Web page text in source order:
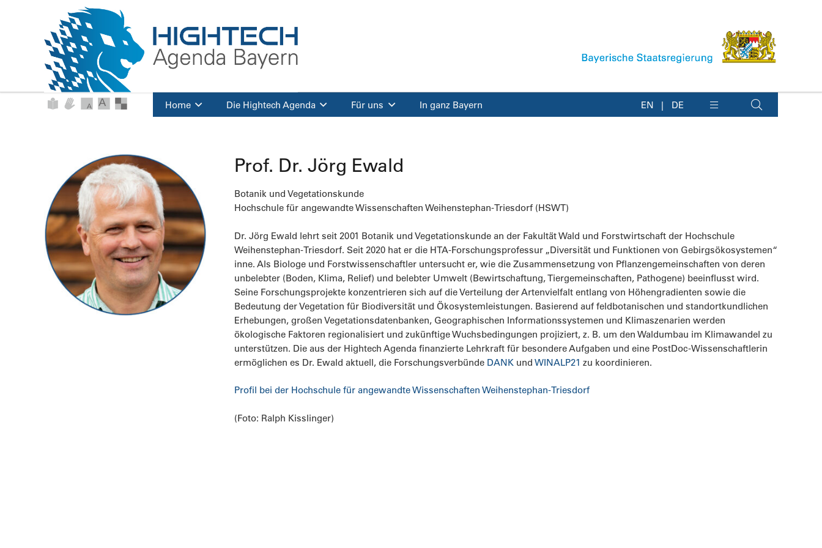
Home Die Hightech Agenda Für uns In ganz Bayern EN DE
Prof. Dr. Jörg Ewald
Botanik und Vegetationskunde
Hochschule für angewandte Wissenschaften Weihenstephan-Triesdorf (HSWT)
Dr. Jörg Ewald lehrt seit 2001 Botanik und Vegetationskunde an der Fakultät Wald und Forstwirtschaft der Hochschule
Weihenstephan-Triesdorf. Seit 2020 hat er die HTA-Forschungsprofessur „Diversität und Funktionen von Gebirgsökosystemen“
inne. Als Biologe und Forstwissenschaftler untersucht er, wie die Zusammensetzung von Pflanzengemeinschaften von deren
unbelebter (Boden, Klima, Relief) und belebter Umwelt (Bewirtschaftung, Tiergemeinschaften, Pathogene) beeinflusst wird.
Seine Forschungsprojekte konzentrieren sich auf die Verteilung der Artenvielfalt entlang von Höhengradienten sowie die
Bedeutung der Vegetation für Biodiversität und Ökosystemleistungen. Basierend auf feldbotanischen und standortkundlichen
Erhebungen, großen Vegetationsdatenbanken, Geographischen Informationssystemen und Klimaszenarien werden
ökologische Faktoren regionalisiert und zukünftige Wuchsbedingungen projiziert, z. B. um den Waldumbau im Klimawandel zu
unterstützen. Die aus der Hightech Agenda finanzierte Lehrkraft für besondere Aufgaben und eine PostDoc-Wissenschaftlerin
ermöglichen es Dr. Ewald aktuell, die Forschungsverbünde DANK undWINALP21 zu koordinieren.
Profil bei der Hochschule für angewandte Wissenschaften Weihenstephan-Triesdorf
(Foto: Ralph Kisslinger)